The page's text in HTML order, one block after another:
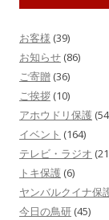
お客様 (39)
お知らせ (86)
ご寄贈 (36)
ご挨拶 (10)
アホウドリ保護
イベント (164)
テレビ・ラジオ
トキ保護 (6)
ヤンバルクイナ保
今日の鳥研 (45)